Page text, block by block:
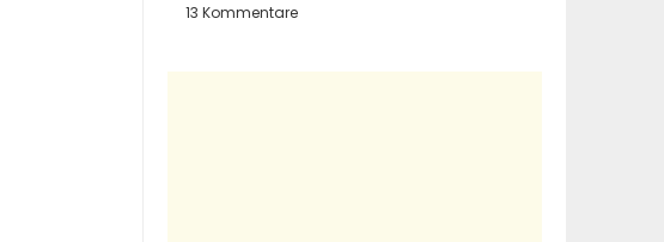
13 Kommentare